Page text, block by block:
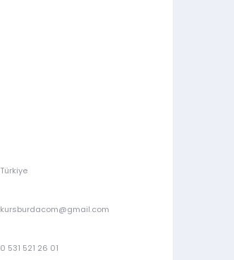
Türkiye
kursburdacom@gmail.com
0 531 521 26 01